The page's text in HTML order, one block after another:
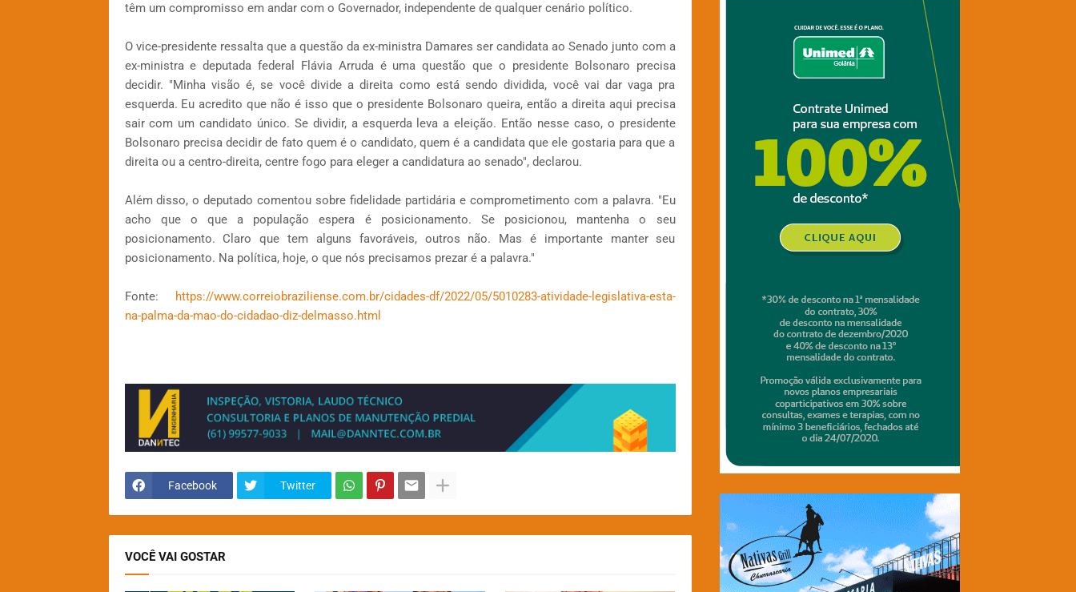
têm um compromisso em andar com o Governador, independente de qualquer cenário político.
O vice-presidente ressalta que a questão da ex-ministra Damares ser candidata ao Senado junto com a
ex-ministra e deputada federal Flávia Arruda é uma questão que o presidente Bolsonaro precisa
decidir. "Minha visão é, se você divide a direita como está sendo dividida, você vai dar vaga pra
esquerda. Eu acredito que não é isso que o presidente Bolsonaro queira, então a direita aqui precisa
sair com um candidato único. Se dividir, a esquerda leva a eleição. Então nesse caso, o presidente
Bolsonaro precisa decidir de fato quem é o candidato, quem é a candidata que ele gostaria para que a
direita ou a centro-direita, centre fogo para eleger a candidatura ao senado", declarou.
Além disso, o deputado comentou sobre fidelidade partidária e comprometimento com a palavra. "Eu
acho que o que a população espera é posicionamento. Se posicionou, mantenha o seu
posicionamento. Claro que tem alguns favoráveis, outros não. Mas é importante manter seu
posicionamento. Na política, hoje, o que nós precisamos prezar é a palavra."
Fonte:
https://www.correiobraziliense.com.br/cidades-df/2022/05/5010283-atividade-legislativa-esta-
na-palma-da-mao-do-cidadao-diz-delmasso.html
Facebook Twitter
VOCÊ VAI GOSTAR